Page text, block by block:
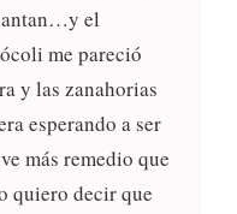
el
me pareció
y las zanahorias
esperando a ser
más remedio que
quiero decir que